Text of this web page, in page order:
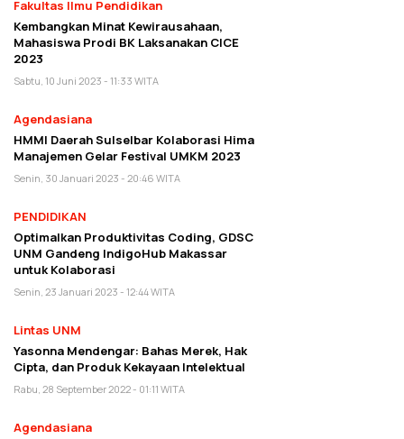
Fakultas Ilmu Pendidikan
Kembangkan Minat Kewirausahaan,
Mahasiswa Prodi BK Laksanakan CICE
2023
Sabtu, 10 Juni 2023 - 11:33 WITA
Agendasiana
HMMI Daerah Sulselbar Kolaborasi Hima
Manajemen Gelar Festival UMKM 2023
Senin, 30 Januari 2023 - 20:46 WITA
PENDIDIKAN
Optimalkan Produktivitas Coding, GDSC
UNM Gandeng IndigoHub Makassar
untuk Kolaborasi
Senin, 23 Januari 2023 - 12:44 WITA
Lintas UNM
Yasonna Mendengar: Bahas Merek, Hak
Cipta, dan Produk Kekayaan Intelektual
Rabu, 28 September 2022 - 01:11 WITA
Agendasiana